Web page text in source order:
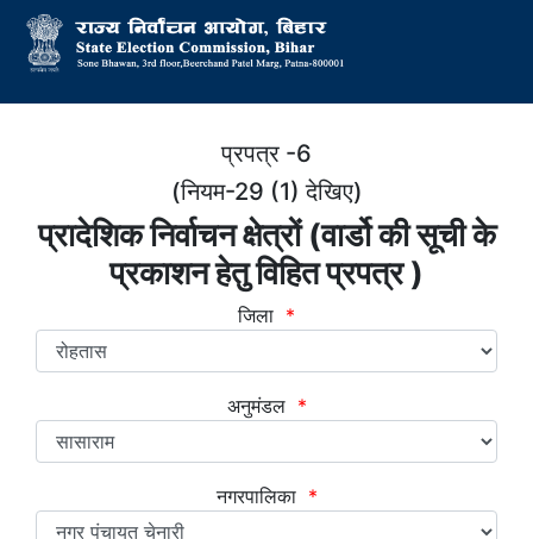
प्रपत्र -6
(नियम-29 (1) देखिए)
प्रादेशिक निर्वाचन क्षेत्रों (वार्डो की सूची के
प्रकाशन हेतु विहित प्रपत्र )
जिला *
अनुमंडल *
नगरपालिका *